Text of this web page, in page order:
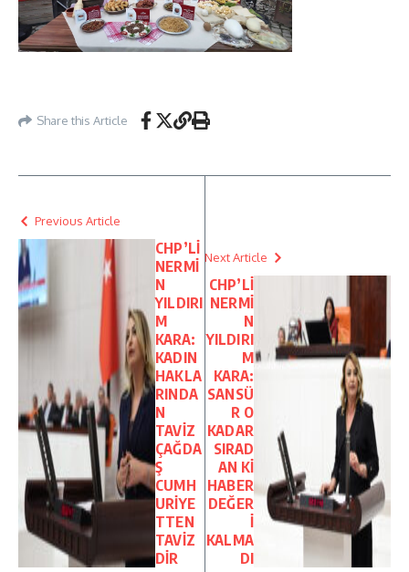
Share this Article
Previous Article
CHP’Lİ
NERMİ
N
YILDIRI
M
KARA:
KADIN
HAKLA
RINDA
N
TAVİZ
ÇAĞDA
Ş
CUMH
URİYE
TTEN
TAVİZ
DİR
Next Article
CHP’Lİ
NERMİ
N
YILDIRI
M
KARA:
SANSÜ
R O
KADAR
SIRAD
AN Kİ
HABER
DEĞER
İ
KALMA
DI